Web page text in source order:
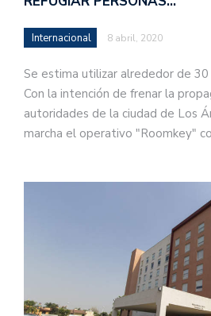
Internacional 8 abril, 2020
Se estima utilizar alrededor de
Con la intención de frenar la
autoridades de la ciudad de Los
marcha el operativo "Roomkey"